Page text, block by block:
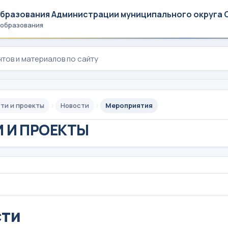
Администрации муниципального округа
и проекты Новости Мероприятия
И ПРОЕКТЫ